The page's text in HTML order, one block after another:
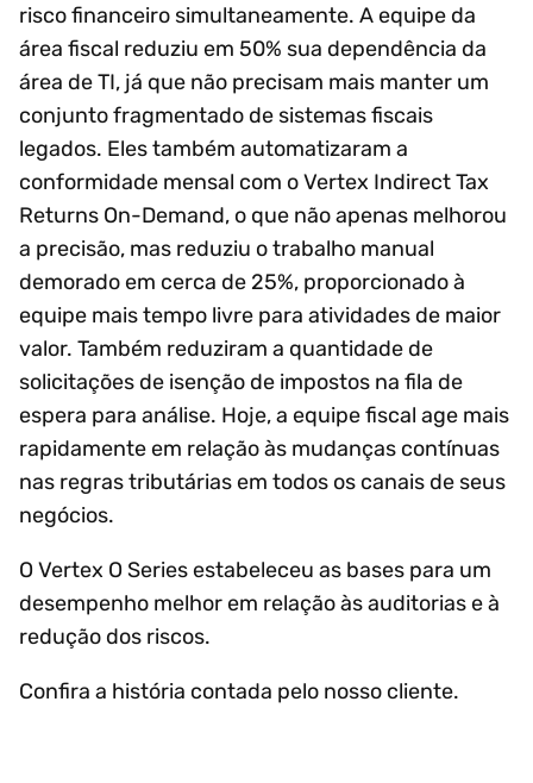
risco financeiro simultaneamente. A equipe da
área fiscal reduziu em 50% sua dependência da
área de TI, já que não precisam mais manter um
conjunto fragmentado de sistemas fiscais
legados. Eles também automatizaram a
conformidade mensal com o Vertex Indirect Tax
Returns On-Demand, o que não apenas melhorou
a precisão, mas reduziu o trabalho manual
demorado em cerca de 25%, proporcionado à
equipe mais tempo livre para atividades de maior
valor. Também reduziram a quantidade de
solicitações de isenção de impostos na fila de
espera para análise. Hoje, a equipe fiscal age mais
rapidamente em relação às mudanças contínuas
nas regras tributárias em todos os canais de seus
negócios.
O Vertex O Series estabeleceu as bases para um
desempenho melhor em relação às auditorias e à
redução dos riscos.
Confira a história contada pelo nosso cliente.